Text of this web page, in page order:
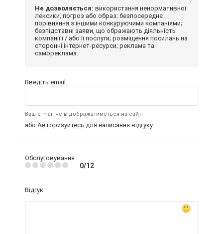
Не дозволяється: використання ненормативної
лексики, погроз або образ; безпосереднє
порівняння з іншими конкуруючими компаніями;
безпідставні заяви, що ображають діяльність
компанії і / або її послуги; розміщення посилань на
сторонні інтернет-ресурси; реклама та
самореклама.
Введіть email:
Ваш e-mail не відображатиметься на сайті
або Авторизуйтесь для написання відгуку
Обслуговування
0/12
Відгук: